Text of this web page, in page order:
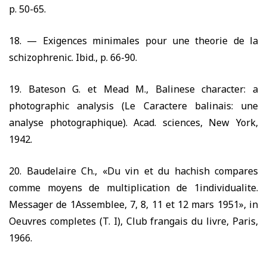
p. 50-65.
18. — Exigences minimales pour une theorie de la
schizophrenic. Ibid., p. 66-90.
19. Bateson G. et Mead M., Balinese character: a
photographic analysis (Le Caractere balinais: une
analyse photographique). Acad. sciences, New York,
1942.
20. Baudelaire Ch., «Du vin et du hachish compares
comme moyens de multiplication de 1individualite.
Messager de 1Assemblee, 7, 8, 11 et 12 mars 1951», in
Oeuvres completes (T. I), Club frangais du livre, Paris,
1966.